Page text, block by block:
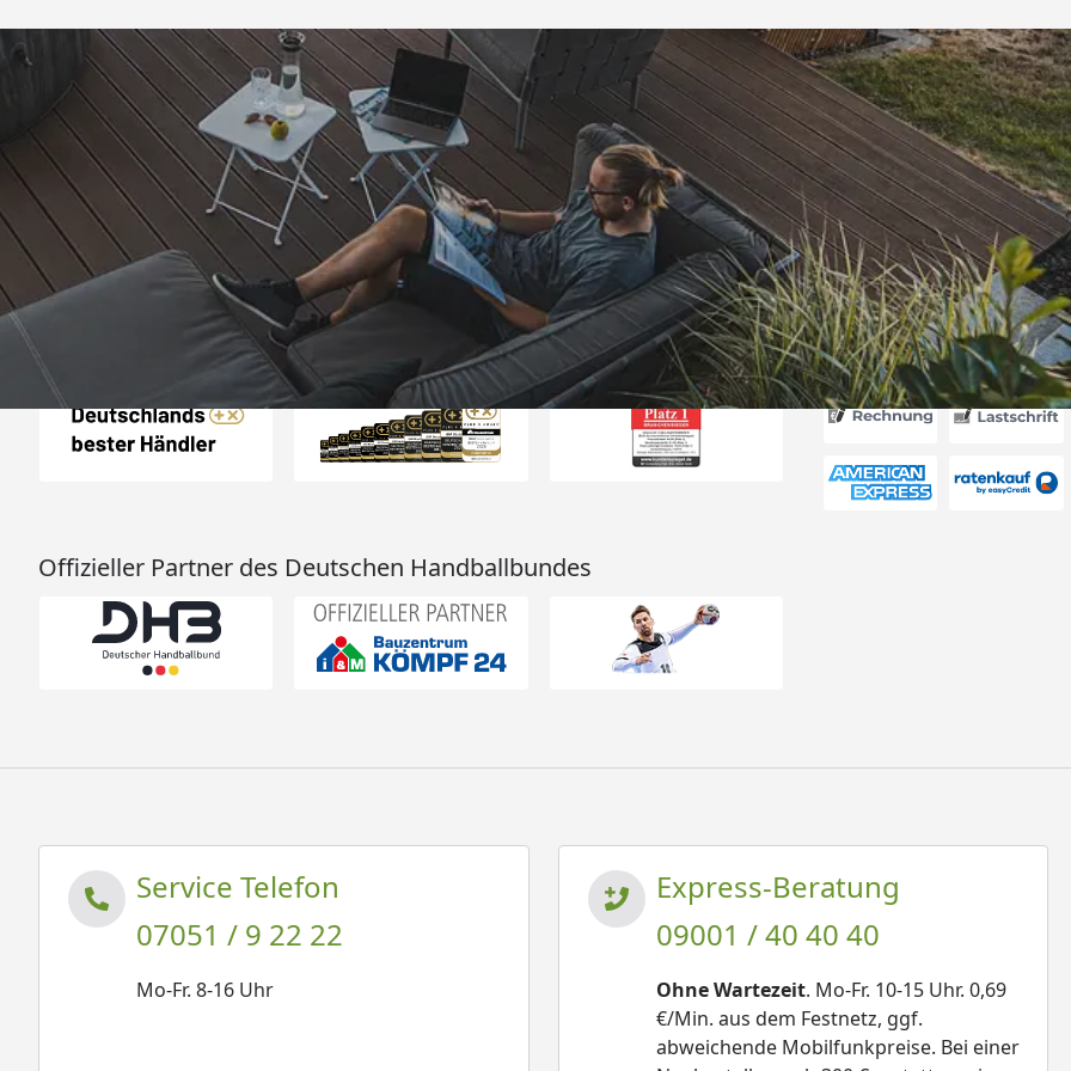
Trusted Shops
4,50/ 5
Sehr gut
„Einfache Bestellung, Skonto
Möglichkeit, Lieferung
einwandfrei“
24.03.2026
Versand
Auszeichnungen Akzeptierte
Offizieller Partner des Deutschen Handballbundes
Service Telefon
07051 / 9 22 22
Mo-Fr. 8-16 Uhr
Express-Beratung
09001 / 40 40 40
Ohne Wartezeit. Mo-Fr. 10-15 Uhr. 0,69
€/Min. aus dem Festnetz, ggf.
abweichende Mobilfunkpreise. Bei einer